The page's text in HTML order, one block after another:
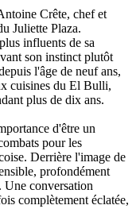
Crête, chef et
Juliette Plaza.
influents de sa
son instinct plutôt
l'âge de neuf ans,
cuisines du El Bulli,
plus de dix ans.
d'être un
pour les
Derrière l'image de
profondément
Une conversation
complètement éclatée,